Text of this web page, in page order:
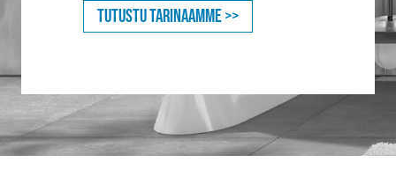
Tutustu tarinaamme >>